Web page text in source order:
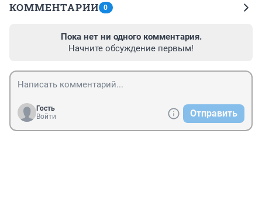
КОММЕНТАРИИ 0
Пока нет ни одного комментария.
Начните обсуждение первым!
Гость
Войти
Отправить